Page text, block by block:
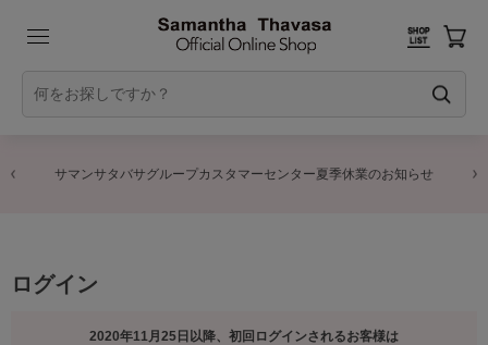
サマンサタバサグループカスタマーセンター夏季休業のお知らせ
ログイン
2020年11月25日以降、初回ログインされるお客様は